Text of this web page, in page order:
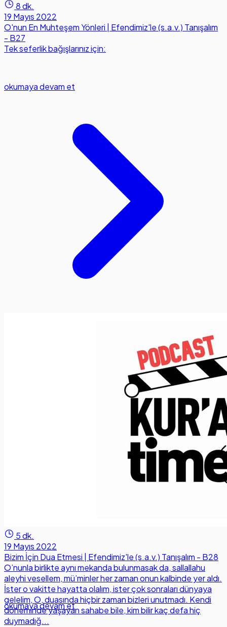
8 dk.
19 Mayıs 2022
O'nun En Muhteşem Yönleri | Efendimiz'le (s.a.v.) Tanışalım
- B27
Tek seferlik bağışlarınız için:
okumaya devam et
5 dk.
19 Mayıs 2022
Bizim İçin Dua Etmesi | Efendimiz'le (s.a.v.) Tanışalım - B28
O’nunla birlikte aynı mekanda bulunmasak da, sallallahu
aleyhi vesellem, mü’minler her zaman onun kalbinde yer aldı.
İster o vakitte hayatta olalım, ister çok sonraları dünyaya
gelelim, O, duasında hiçbir zaman bizleri unutmadı. Kendi
döneminde yaşayan sahabe bile, kim bilir kaç defa hiç
duymadığ...
okumaya devam et